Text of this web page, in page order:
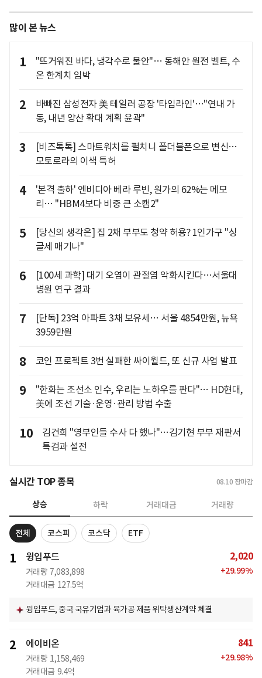
많이 본 뉴스
1
"뜨거워진 바다, 냉각수로 불안"… 동해안 원전 벨트, 수
온 한계치 임박
2
바빠진 삼성전자 美 테일러 공장 '타임라인'…"연내 가
동, 내년 양산 확대 계획 윤곽"
3
[비즈톡톡] 스마트워치를 펼치니 폴더블폰으로 변신…
모토로라의 이색 특허
4
'본격 출하' 엔비디아 베라 루빈, 원가의 62%는 메모
리… "HBM4보다 비중 큰 소캠2"
5
[당신의 생각은] 집 2채 부부도 청약 허용? 1인가구 "싱
글세 매기나"
6
[100세 과학] 대기 오염이 관절염 악화시킨다…서울대
병원 연구 결과
7
[단독] 23억 아파트 3채 보유세… 서울 4854만원, 뉴욕
3959만원
8 코인 프로젝트 3번 실패한 싸이월드, 또 신규 사업 발표
9
"한화는 조선소 인수, 우리는 노하우를 판다"… HD현대,
美에 조선 기술·운영·관리 방법 수출
10
김건희 "영부인들 수사 다 했나"…김기현 부부 재판서
특검과 설전
실시간 TOP 종목 08.10 장마감
상승 하락 거래대금 거래량
전체 코스피 코스닥 ETF
1 윙입푸드
거래량 7,083,898
거래대금 127.5억
2,020
+29.99%
윙입푸드, 중국 국유기업과 육가공 제품 위탁생산계약 체결
2 에이비온
거래량 1,158,469
거래대금 9.4억
841
+29.98%